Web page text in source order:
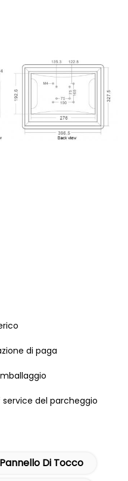
di paga
del parcheggio
Di Tocco